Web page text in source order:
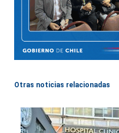
Otras noticias relacionadas